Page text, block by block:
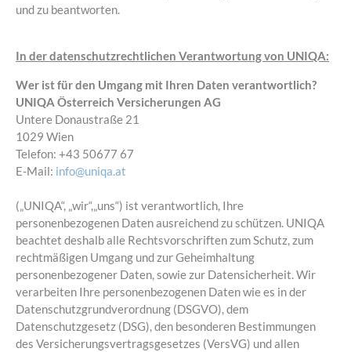
und zu beantworten.
In der datenschutzrechtlichen Verantwortung von UNIQA:
Wer ist für den Umgang mit Ihren Daten verantwortlich?
UNIQA Österreich Versicherungen AG
Untere Donaustraße 21
1029 Wien
Telefon: +43 50677 67
E-Mail: info@uniqa.at
(„UNIQA“, „wir“,„uns“) ist verantwortlich, Ihre
personenbezogenen Daten ausreichend zu schützen. UNIQA
beachtet deshalb alle Rechtsvorschriften zum Schutz, zum
rechtmäßigen Umgang und zur Geheimhaltung
personenbezogener Daten, sowie zur Datensicherheit. Wir
verarbeiten Ihre personenbezogenen Daten wie es in der
Datenschutzgrundverordnung (DSGVO), dem
Datenschutzgesetz (DSG), den besonderen Bestimmungen
des Versicherungsvertragsgesetzes (VersVG) und allen